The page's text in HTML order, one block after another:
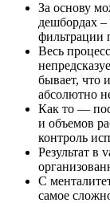
За основу
дешбордах –
фильтрации
Весь
бывает, что
абсолютно
Как то —
и объемов
контроль
Результат в
С
самое